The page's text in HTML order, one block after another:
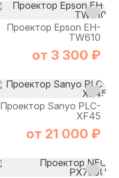
Проектор Epson EH-
TW610
от 3 300 ₽
Проектор Sanyo PLC-
XF45
от 21 000 ₽